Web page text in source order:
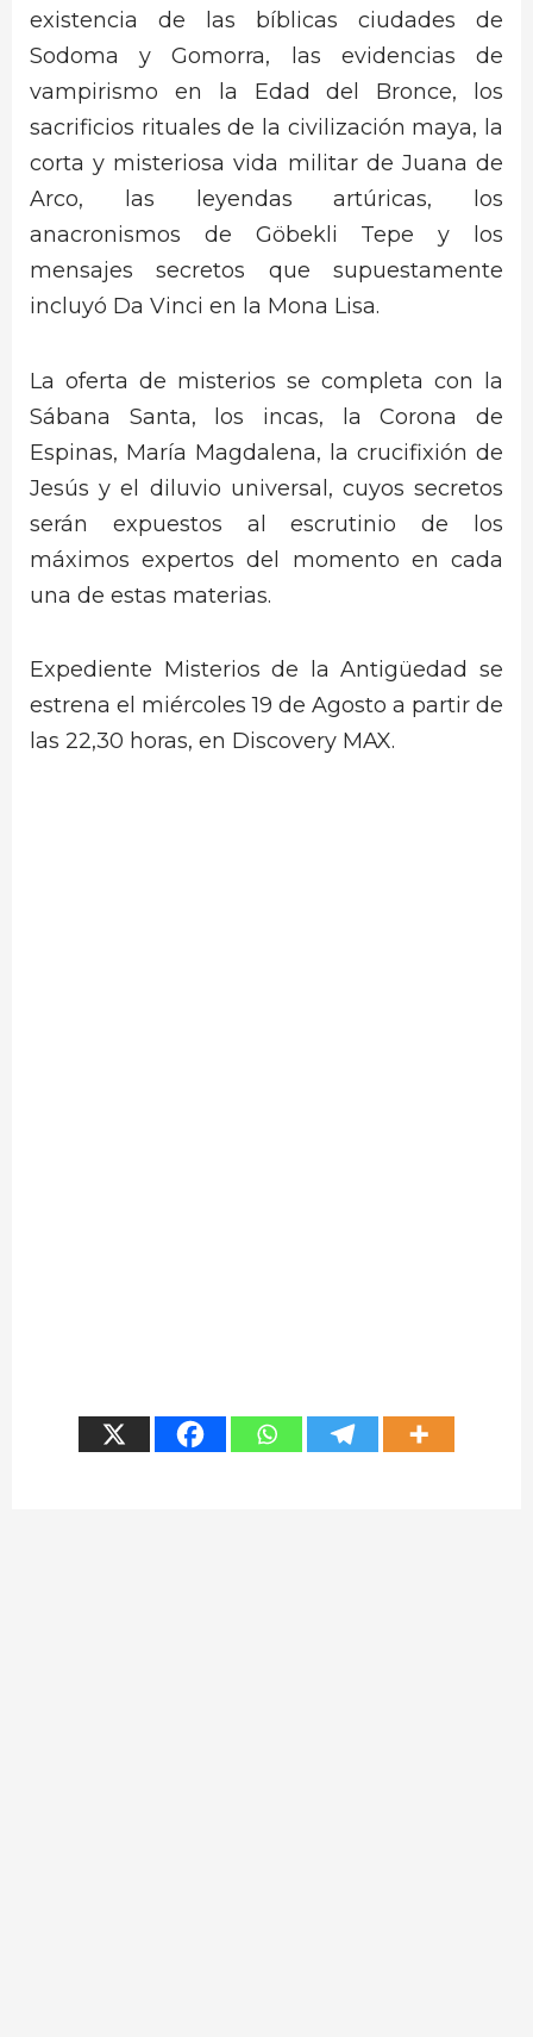
existencia de las bíblicas ciudades de
Sodoma y Gomorra, las evidencias de
vampirismo en la Edad del Bronce, los
sacrificios rituales de la civilización maya, la
corta y misteriosa vida militar de Juana de
Arco, las leyendas artúricas, los
anacronismos de Göbekli Tepe y los
mensajes secretos que supuestamente
incluyó Da Vinci en la Mona Lisa.
La oferta de misterios se completa con la
Sábana Santa, los incas, la Corona de
Espinas, María Magdalena, la crucifixión de
Jesús y el diluvio universal, cuyos secretos
serán expuestos al escrutinio de los
máximos expertos del momento en cada
una de estas materias.
Expediente Misterios de la Antigüedad se
estrena el miércoles 19 de Agosto a partir de
las 22,30 horas, en Discovery MAX.